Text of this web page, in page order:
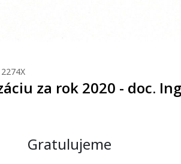
za rok 2020 - doc.
Gratulujeme